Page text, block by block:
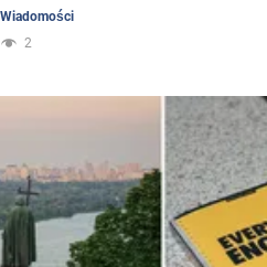
Wiadomości
2